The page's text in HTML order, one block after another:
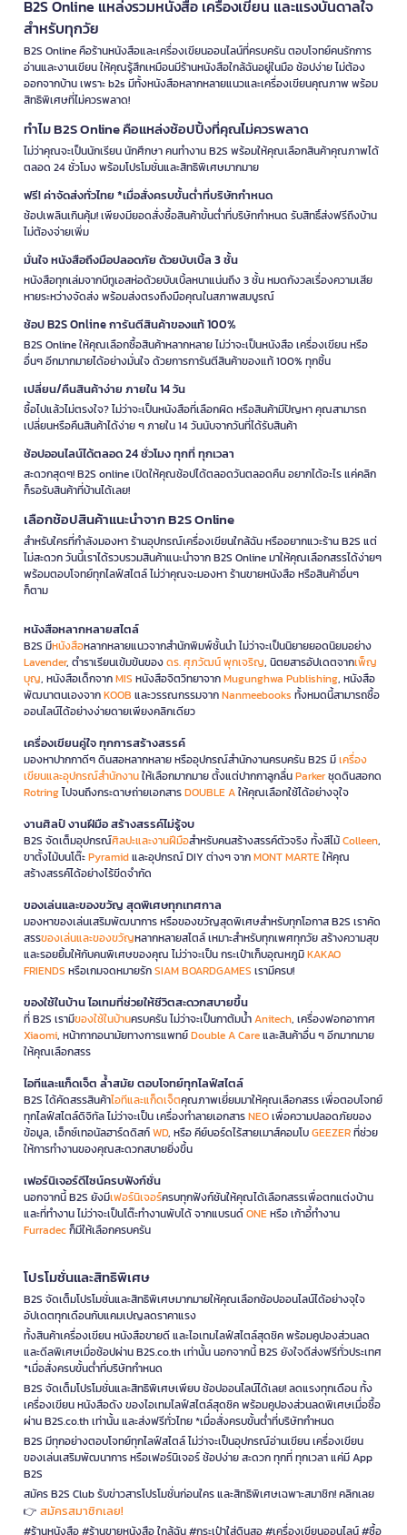
B2S Online แหล่งรวมหนังสือ เครื่องเขียน และแรงบันดาลใจ
สำหรับทุกวัย
B2S Online คือร้านหนังสือและเครื่องเขียนออนไลน์ที่ครบครัน ตอบโจทย์คนรักการ
อ่านและงานเขียน ให้คุณรู้สึกเหมือนมีร้านหนังสือใกล้ฉันอยู่ในมือ ช้อปง่าย ไม่ต้อง
ออกจากบ้าน เพราะ b2s มีทั้งหนังสือหลากหลายแนวและเครื่องเขียนคุณภาพ พร้อม
สิทธิพิเศษที่ไม่ควรพลาด!
ทำไม B2S Online คือแหล่งช้อปปิ้งที่คุณไม่ควรพลาด
ไม่ว่าคุณจะเป็นนักเรียน นักศึกษา คนทำงาน B2S พร้อมให้คุณเลือกสินค้าคุณภาพได้
ตลอด 24 ชั่วโมง พร้อมโปรโมชั่นและสิทธิพิเศษมากมาย
ฟรี! ค่าจัดส่งทั่วไทย *เมื่อสั่งครบขั้นต่ำที่บริษัทกำหนด
ช้อปเพลินเกินคุ้ม! เพียงมียอดสั่งซื้อสินค้าขั้นต่ำที่บริษัทกำหนด รับสิทธิ์ส่งฟรีถึงบ้าน
ไม่ต้องจ่ายเพิ่ม
มั่นใจ หนังสือถึงมือปลอดภัย ด้วยบับเบิ้ล 3 ชั้น
หนังสือทุกเล่มจากบีทูเอสห่อด้วยบับเบิ้ลหนาแน่นถึง 3 ชั้น หมดกังวลเรื่องความเสีย
หายระหว่างจัดส่ง พร้อมส่งตรงถึงมือคุณในสภาพสมบูรณ์
ช้อป B2S Online การันตีสินค้าของแท้ 100%
B2S Online ให้คุณเลือกซื้อสินค้าหลากหลาย ไม่ว่าจะเป็นหนังสือ เครื่องเขียน หรือ
อื่นๆ อีกมากมายได้อย่างมั่นใจ ด้วยการการันตีสินค้าของแท้ 100% ทุกชิ้น
เปลี่ยน/คืนสินค้าง่าย ภายใน 14 วัน
ซื้อไปแล้วไม่ตรงใจ? ไม่ว่าจะเป็นหนังสือที่เลือกผิด หรือสินค้ามีปัญหา คุณสามารถ
เปลี่ยนหรือคืนสินค้าได้ง่าย ๆ ภายใน 14 วันนับจากวันที่ได้รับสินค้า
ช้อปออนไลน์ได้ตลอด 24 ชั่วโมง ทุกที่ ทุกเวลา
สะดวกสุดๆ! B2S online เปิดให้คุณช้อปได้ตลอดวันตลอดคืน อยากได้อะไร แค่คลิก
ก็รอรับสินค้าที่บ้านได้เลย!
เลือกช้อปสินค้าแนะนำจาก B2S Online
สำหรับใครที่กำลังมองหา ร้านอุปกรณ์เครื่องเขียนใกล้ฉัน หรืออยากแวะร้าน B2S แต่
ไม่สะดวก วันนี้เราได้รวบรวมสินค้าแนะนำจาก B2S Online มาให้คุณเลือกสรรได้ง่ายๆ
พร้อมตอบโจทย์ทุกไลฟ์สไตล์ ไม่ว่าคุณจะมองหา ร้านขายหนังสือ หรือสินค้าอื่นๆ
ก็ตาม
หนังสือหลากหลายสไตล์
B2S มีหนังสือหลากหลายแนวจากสำนักพิมพ์ชั้นนำ ไม่ว่าจะเป็นนิยายยอดนิยมอย่าง
Lavender, ตำราเรียนเข้มข้นของดร. ศุภวัฒน์ พุกเจริญ, นิตยสารอัปเดตจากเพ็ญ
บุญ, หนังสือเด็กจากMIS หนังสือจิตวิทยาจากMugunghwa Publishing, หนังสือ
พัฒนาตนเองจากKOOB และวรรณกรรมจากNanmeebooks ทั้งหมดนี้สามารถซื้อ
ออนไลน์ได้อย่างง่ายดายเพียงคลิกเดียว
เครื่องเขียนคู่ใจ ทุกการสร้างสรรค์
มองหาปากกาดีๆ ดินสอหลากหลาย หรืออุปกรณ์สำนักงานครบครัน B2S มีเครื่อง
เขียนและอุปกรณ์สำนักงานให้เลือกมากมาย ตั้งแต่ปากกาลูกลื่นParkerชุดดินสอกด
Rotringไปจนถึงกระดาษถ่ายเอกสารDOUBLE Aให้คุณเลือกใช้ได้อย่างจุใจ
งานศิลป์ งานฝีมือ สร้างสรรค์ไม่รู้จบ
B2S จัดเต็มอุปกรณ์ศิลปะและงานฝีมือสำหรับคนสร้างสรรค์ตัวจริง ทั้งสีไม้Colleen,
ขาตั้งไม้บนโต๊ะPyramidและอุปกรณ์ DIY ต่างๆ จากMONT MARTEให้คุณ
สร้างสรรค์ได้อย่างไร้ขีดจำกัด
ของเล่นและของขวัญ สุดพิเศษทุกเทศกาล
มองหาของเล่นเสริมพัฒนาการ หรือของขวัญสุดพิเศษสำหรับทุกโอกาส B2S เราคัด
สรรของเล่นและของขวัญหลากหลายสไตล์ เหมาะสำหรับทุกเพศทุกวัย สร้างความสุข
และรอยยิ้มให้กับคนพิเศษของคุณ ไม่ว่าจะเป็น กระเป๋าเก็บอุณหภูมิKAKAO
FRIENDS หรือเกมจดหมายรักSIAM BOARDGAMES เรามีครบ!
ของใช้ในบ้าน ไอเทมที่ช่วยให้ชีวิตสะดวกสบายขึ้น
ที่ B2S เรามีของใช้ในบ้านครบครัน ไม่ว่าจะเป็นกาต้มน้ำAnitech, เครื่องฟอกอากาศ
Xiaomi, หน้ากากอนามัยทางการแพทย์Double A Careและสินค้าอื่น ๆ อีกมากมาย
ให้คุณเลือกสรร
ไอทีและแก็ดเจ็ต ล้ำสมัย ตอบโจทย์ทุกไลฟ์สไตล์
B2S ได้คัดสรรสินค้าไอทีและแก็ดเจ็ตคุณภาพเยี่ยมมาให้คุณเลือกสรร เพื่อตอบโจทย์
ทุกไลฟ์สไตล์ดิจิทัล ไม่ว่าจะเป็น เครื่องทำลายเอกสารNEOเพื่อความปลอดภัยของ
ข้อมูล, เอ็กซ์เทอนัลฮาร์ดดิสก์WD, หรือ คีย์บอร์ดไร้สายเมาส์คอมโบGEEZERที่ช่วย
ให้การทำงานของคุณสะดวกสบายยิ่งขึ้น
เฟอร์นิเจอร์ดีไซน์ครบฟังก์ชั่น
นอกจากนี้ B2S ยังมีเฟอร์นิเจอร์ครบทุกฟังก์ชันให้คุณได้เลือกสรรเพื่อตกแต่งบ้าน
และที่ทำงาน ไม่ว่าจะเป็นโต๊ะทำงานพับได้ จากแบรนด์ONEหรือ เก้าอี้ทำงาน
Furradecก็มีให้เลือกครบครัน
โปรโมชั่นและสิทธิพิเศษ
B2S จัดเต็มโปรโมชั่นและสิทธิพิเศษมากมายให้คุณเลือกช้อปออนไลน์ได้อย่างจุใจ
อัปเดตทุกเดือนกับแคมเปญลดราคาแรง
ทั้งสินค้าเครื่องเขียน หนังสือขายดี และไอเทมไลฟ์สไตล์สุดชิค พร้อมคูปองส่วนลด
และดีลพิเศษเมื่อช้อปผ่าน B2S.co.th เท่านั้น นอกจากนี้ B2S ยังใจดีส่งฟรีทั่วประเทศ
*เมื่อสั่งครบขั้นต่ำที่บริษัทกำหนด
B2S จัดเต็มโปรโมชั่นและสิทธิพิเศษเพียบ ช้อปออนไลน์ได้เลย! ลดแรงทุกเดือน ทั้ง
เครื่องเขียน หนังสือดัง ของไอเทมไลฟ์สไตล์สุดชิค พร้อมคูปองส่วนลดพิเศษเมื่อซื้อ
ผ่าน B2S.co.th เท่านั้น และส่งฟรีทั่วไทย *เมื่อสั่งครบขั้นต่ำที่บริษัทกำหนด
B2S มีทุกอย่างตอบโจทย์ทุกไลฟ์สไตล์ ไม่ว่าจะเป็นอุปกรณ์อ่านเขียน เครื่องเขียน
ของเล่นเสริมพัฒนาการ หรือเฟอร์นิเจอร์ ช้อปง่าย สะดวก ทุกที่ ทุกเวลา แค่มี App
B2S
สมัคร B2S Club รับข่าวสารโปรโมชั่นก่อนใคร และสิทธิพิเศษเฉพาะสมาชิก! คลิกเลย
👉 สมัครสมาชิกเลย!
#ร้านหนังสือ #ร้านขายหนังสือ ใกล้ฉัน #กระเป๋าใส่ดินสอ #เครื่องเขียนออนไลน์ #ซื้อ